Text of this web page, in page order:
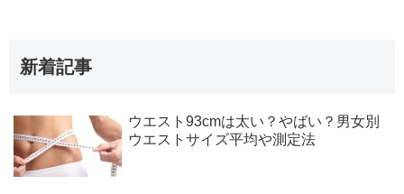
新着記事
ウエスト93cmは太い？やばい？男女別
ウエストサイズ平均や測定法